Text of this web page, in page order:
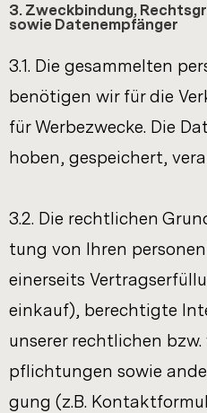
3. Zweck­bin­dung,
sowie Da­ten­emp­fän­ger
3.1. Die ge­sam­mel­ten
be­nö­ti­gen wir für die
für Wer­be­zwe­cke. Die
ho­ben, ge­spei­chert,
3.2. Die recht­li­chen
tung von Ihren
ei­ner­seits
ein­kauf), be­rech­tig­te
un­se­rer recht­li­chen
pflich­tun­gen sowie
gung (z.B.